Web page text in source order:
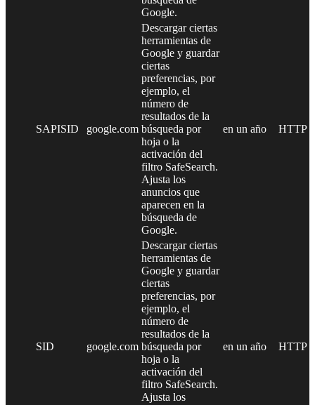
Google.
SAPISID google.com
Descargar ciertas
herramientas de
Google y guardar
ciertas
preferencias, por
ejemplo, el
número de
resultados de la
búsqueda por
hoja o la
activación del
filtro SafeSearch.
Ajusta los
anuncios que
aparecen en la
búsqueda de
Google.
en un año HTTP
SID google.com
Descargar ciertas
herramientas de
Google y guardar
ciertas
preferencias, por
ejemplo, el
número de
resultados de la
búsqueda por
hoja o la
activación del
filtro SafeSearch.
Ajusta los
en un año HTTP